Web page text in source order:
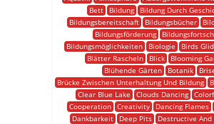
Bett
Bildung
Bildung Durch
Bildungsbereitschaft
Bildungsbücher
Bildungsförderung
Bildungsmöglichkeiten
Biologie Birds
Blätter Rascheln
Blick
Blooming
Blühende Gärten
Botanik
Brücke Zwischen Unterhaltung Und Bildung
Clear Blue Lake
Clouds Dancing
Cooperation
Creativity Dancing Flames
Dankbarkeit
Deep Pits
Destructive And